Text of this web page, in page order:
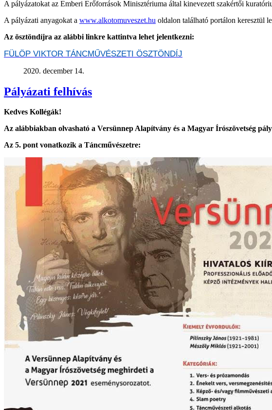
A pályázatokat az Emberi Erőforrások Minisztériuma által kinevezett szakértői
A pályázati anyagokat a www.alkotomuveszet.hu oldalon található portálon keresztül
Az ösztöndíjra az alábbi linkre kattintva lehet jelentkezni:
FÜLÖP VIKTOR TÁNCMŰVÉSZETI ÖSZTÖNDÍJ
2020. december 14.
Pályázati felhívás
Kedves Kollégák!
Az alábbiakban olvasható a Versünnep Alapítvány és a Magyar Írószövetség
Az 5. pont vonatkozik a Táncművészetre: